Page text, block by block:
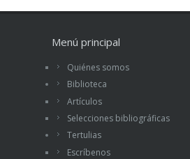
Menú principal
Quiénes somos
Biblioteca
Artículos
Selecciones bibliográficas
Tertulias
Escríbenos